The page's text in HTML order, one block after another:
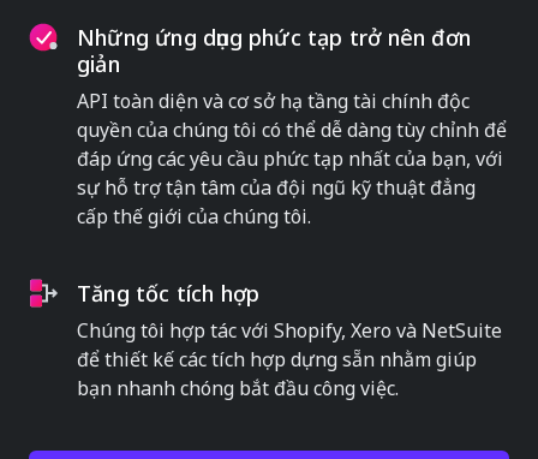
Những ứng dụng phức tạp trở nên đơn
giản
API toàn diện và cơ sở hạ tầng tài chính độc
quyền của chúng tôi có thể dễ dàng tùy chỉnh để
đáp ứng các yêu cầu phức tạp nhất của bạn, với
sự hỗ trợ tận tâm của đội ngũ kỹ thuật đẳng
cấp thế giới của chúng tôi.
Tăng tốc tích hợp
Chúng tôi hợp tác với Shopify, Xero và NetSuite
để thiết kế các tích hợp dựng sẵn nhằm giúp
bạn nhanh chóng bắt đầu công việc.